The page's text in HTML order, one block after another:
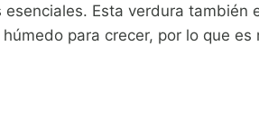
Esta verdura
para crecer, por lo que